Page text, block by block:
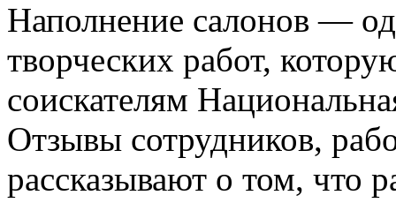
Наполнение салонов —
творческих работ,
соискателям
Отзывы сотрудников,
рассказывают о том, что